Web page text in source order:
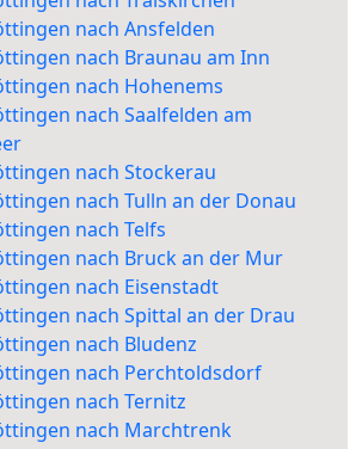
nach Ansfelden
nach Braunau am Inn
nach Hohenems
nach Saalfelden am
nach Stockerau
nach Tulln an der Donau
nach Telfs
nach Bruck an der Mur
nach Eisenstadt
nach Spittal an der Drau
nach Bludenz
nach Perchtoldsdorf
nach Ternitz
nach Marchtrenk